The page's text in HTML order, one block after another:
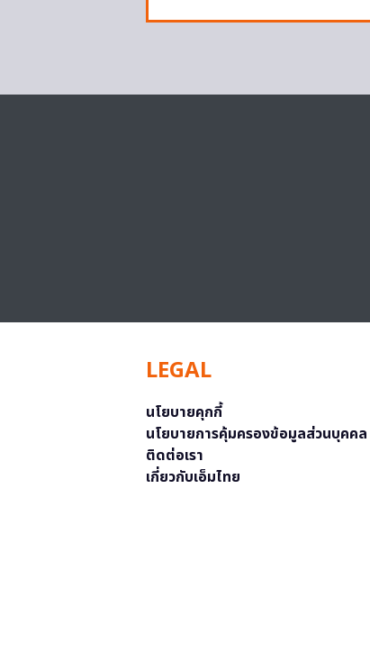
LEGAL
นโยบายคุกกี้
นโยบายการคุ้มครองข้อมูลส่วนบุคคล
ติดต่อเรา
เกี่ยวกับเอ็มไทย